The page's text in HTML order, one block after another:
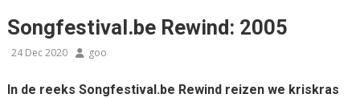
Songfestival.be Rewind: 2005
24 Dec 2020 goo
In de reeks Songfestival.be Rewind reizen we kriskras